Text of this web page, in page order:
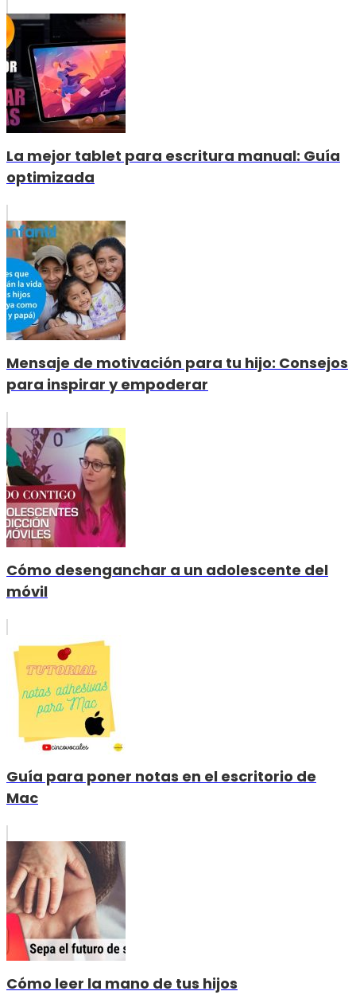
La mejor tablet para escritura manual: Guía
optimizada
Mensaje de motivación para tu hijo: Consejos
para inspirar y empoderar
Cómo desenganchar a un adolescente del
móvil
Guía para poner notas en el escritorio de
Mac
Cómo leer la mano de tus hijos